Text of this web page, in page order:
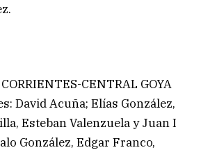
CENTRAL GOYA
David Acuña; Elías González,
Esteban Valenzuela y Juan I
González, Edgar Franco,